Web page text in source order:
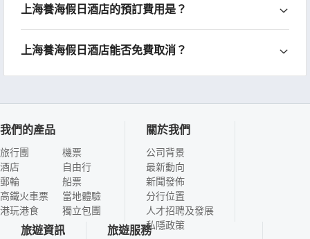
上海養海假日酒店的預訂費用是？
上海養海假日酒店能否免費取消？
我們的產品
旅行團
酒店
郵輪
高鐵火車票
港玩港食
機票
自由行
船票
當地體驗
獨立包團
關於我們
公司背景
最新動向
新聞發佈
分行位置
人才招聘及發展
私隱政策
旅遊資訊 旅遊服務